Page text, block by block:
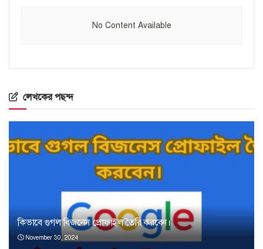
No Content Available
লেখকের পছন্দ
কিভাবে গুগল বিজনেস প্রোফাইল তৈরি করবেন।
November 30, 2024